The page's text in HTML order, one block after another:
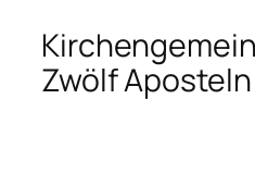
Zwölf Aposteln